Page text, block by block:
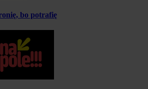
bo potrafię